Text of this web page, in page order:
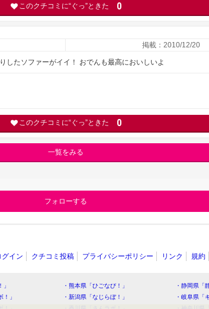
このクチコミに“ぐっ”ときた 0
掲載：2010/12/20
たソファーがイイ！ おでんも最高においしいよ
このクチコミに“ぐっ”ときた 0
一覧をみる
フォローする
グイン クチコミ投稿 プライバシーポリシー リンク 規約
」 ・熊本県「ひごなび！」 ・静岡県「
！」
・新潟県「なじらぼ！」 ・岐阜県「